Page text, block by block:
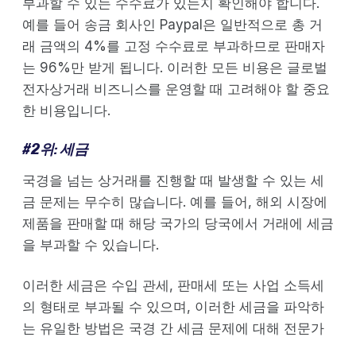
부과할 수 있는 수수료가 있는지 확인해야 합니다.
예를 들어 송금 회사인 Paypal은 일반적으로 총 거
래 금액의 4%를 고정 수수료로 부과하므로 판매자
는 96%만 받게 됩니다. 이러한 모든 비용은 글로벌
전자상거래 비즈니스를 운영할 때 고려해야 할 중요
한 비용입니다.
#2위: 세금
국경을 넘는 상거래를 진행할 때 발생할 수 있는 세
금 문제는 무수히 많습니다. 예를 들어, 해외 시장에
제품을 판매할 때 해당 국가의 당국에서 거래에 세금
을 부과할 수 있습니다.
이러한 세금은 수입 관세, 판매세 또는 사업 소득세
의 형태로 부과될 수 있으며, 이러한 세금을 파악하
는 유일한 방법은 국경 간 세금 문제에 대해 전문가